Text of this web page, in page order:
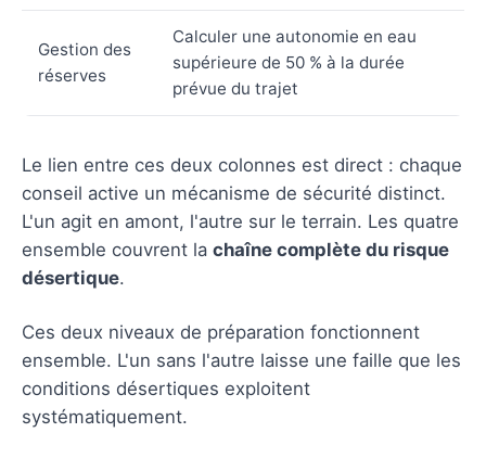
Gestion des
réserves
Calculer une autonomie en eau
supérieure de 50 % à la durée
prévue du trajet
Le lien entre ces deux colonnes est direct : chaque
conseil active un mécanisme de sécurité distinct.
L'un agit en amont, l'autre sur le terrain. Les quatre
ensemble couvrent la chaîne complète du risque
désertique.
Ces deux niveaux de préparation fonctionnent
ensemble. L'un sans l'autre laisse une faille que les
conditions désertiques exploitent
systématiquement.